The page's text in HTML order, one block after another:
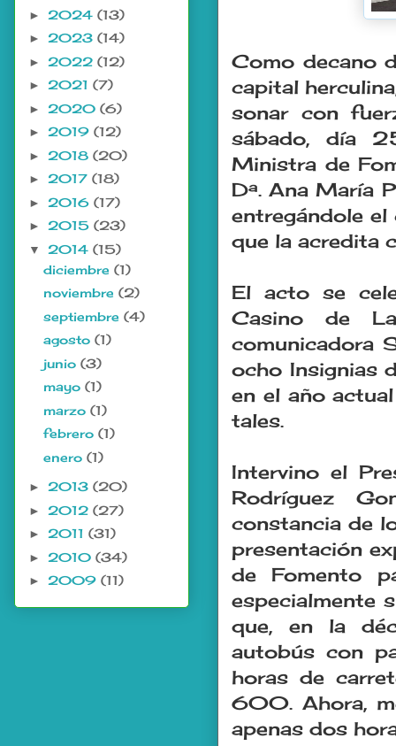
Como decano
capital
sonar con
sábado, día
Ministra de
Dª. Ana María
entregándole
que la acredita
El acto se
Casino de
comunicadora
ocho Insignias
en el año
tales.
Intervino el
Rodríguez
constancia de
presentación
de Fomento
especialmente
que, en la
autobús con
horas de
600. Ahora,
apenas dos
► 2024 (13)
► 2023 (14)
► 2022 (12)
► 2021 (7)
► 2020 (6)
► 2019 (12)
► 2018 (20)
► 2017 (18)
► 2016 (17)
► 2015 (23)
▼ 2014 (15)
diciembre (1)
noviembre (2)
septiembre (4)
agosto (1)
junio (3)
mayo (1)
marzo (1)
febrero (1)
enero (1)
► 2013 (20)
► 2012 (27)
► 2011 (31)
► 2010 (34)
► 2009 (11)